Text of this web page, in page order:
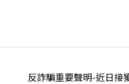
反詐騙重要聲明-近日接